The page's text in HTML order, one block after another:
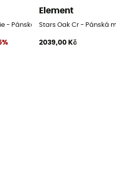
- Pánská mikina
Element
Stars Oak Cr - Pánská
2039,00 Kč